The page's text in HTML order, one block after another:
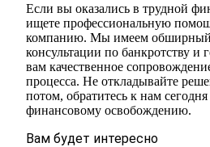
Если вы оказались в трудной
ищете профессиональную
компанию. Мы имеем обширный
консультации по банкротству и
вам качественное
процесса. Не откладывайте
потом, обратитесь к нам
финансовому освобождению.
Вам будет интересно